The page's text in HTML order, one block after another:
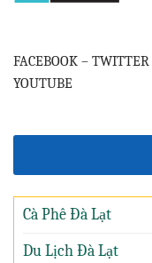
FACEBOOK – TWITTER
YOUTUBE
Cà Phê Đà Lạt
Du Lịch Đà Lạt